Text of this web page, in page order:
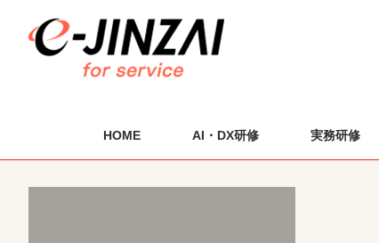
HOME AI・DX研修 実務研修